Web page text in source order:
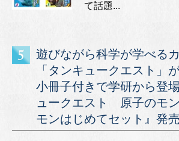
て話題...
遊びながら科学が学べる
「タンキュークエスト」
小冊子付きで学研から登
ュークエスト 原子のモ
モンはじめてセット』発売